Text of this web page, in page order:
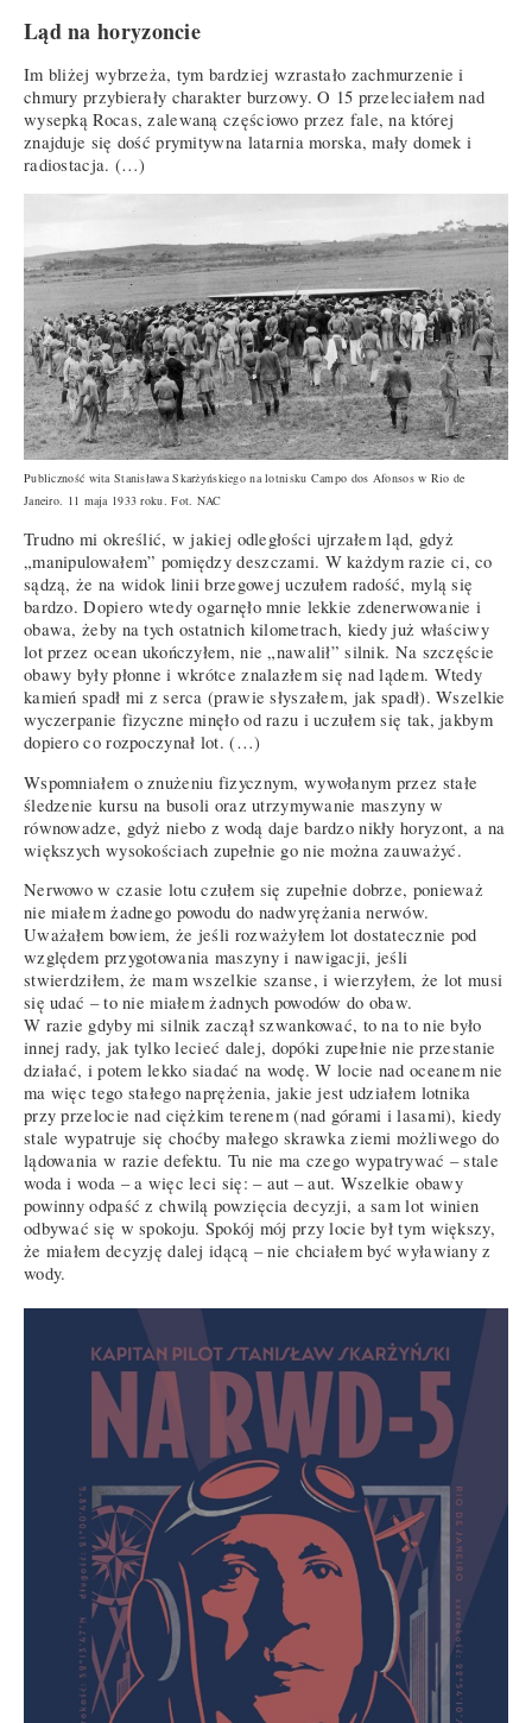
Ląd na horyzoncie
Im bliżej wybrzeża, tym bardziej wzrastało zachmurzenie i
chmury przybierały charakter burzowy. O 15 przeleciałem nad
wysepką Rocas, zalewaną częściowo przez fale, na której
znajduje się dość prymitywna latarnia morska, mały domek i
radiostacja. (…)
Publiczność wita Stanisława Skarżyńskiego na lotnisku Campo dos Afonsos w Rio de
Janeiro. 11 maja 1933 roku. Fot. NAC
Trudno mi określić, w jakiej odległości ujrzałem ląd, gdyż
„manipulowałem” pomiędzy deszczami. W każdym razie ci, co
sądzą, że na widok linii brzegowej uczułem radość, mylą się
bardzo. Dopiero wtedy ogarnęło mnie lekkie zdenerwowanie i
obawa, żeby na tych ostatnich kilometrach, kiedy już właściwy
lot przez ocean ukończyłem, nie „nawalił” silnik. Na szczęście
obawy były płonne i wkrótce znalazłem się nad lądem. Wtedy
kamień spadł mi z serca (prawie słyszałem, jak spadł). Wszelkie
wyczerpanie fizyczne minęło od razu i uczułem się tak, jakbym
dopiero co rozpoczynał lot. (…)
Wspomniałem o znużeniu fizycznym, wywołanym przez stałe
śledzenie kursu na busoli oraz utrzymywanie maszyny w
równowadze, gdyż niebo z wodą daje bardzo nikły horyzont, a na
większych wysokościach zupełnie go nie można zauważyć.
Nerwowo w czasie lotu czułem się zupełnie dobrze, ponieważ
nie miałem żadnego powodu do nadwyrężania nerwów.
Uważałem bowiem, że jeśli rozważyłem lot dostatecznie pod
względem przygotowania maszyny i nawigacji, jeśli
stwierdziłem, że mam wszelkie szanse, i wierzyłem, że lot musi
się udać – to nie miałem żadnych powodów do obaw.
W razie gdyby mi silnik zaczął szwankować, to na to nie było
innej rady, jak tylko lecieć dalej, dopóki zupełnie nie przestanie
działać, i potem lekko siadać na wodę. W locie nad oceanem nie
ma więc tego stałego naprężenia, jakie jest udziałem lotnika
przy przelocie nad ciężkim terenem (nad górami i lasami), kiedy
stale wypatruje się choćby małego skrawka ziemi możliwego do
lądowania w razie defektu. Tu nie ma czego wypatrywać – stale
woda i woda – a więc leci się: – aut – aut. Wszelkie obawy
powinny odpaść z chwilą powzięcia decyzji, a sam lot winien
odbywać się w spokoju. Spokój mój przy locie był tym większy,
że miałem decyzję dalej idącą – nie chciałem być wyławiany z
wody.